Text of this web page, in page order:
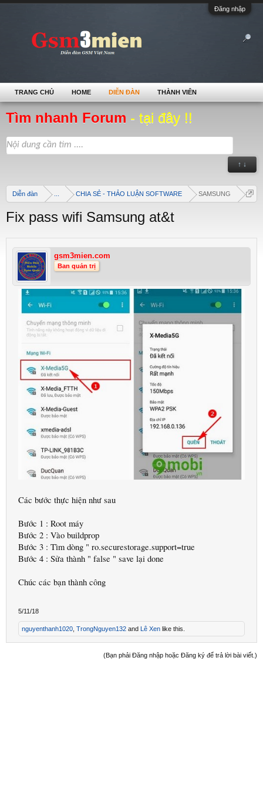
Đăng nhập
Tìm nhanh Forum - tại đây !!
↑ ↓
Diễn đàn CHIA SẺ - THẢO LUẬN SOFTWARE SAMSUNG
Fix pass wifi Samsung at&t
gsm3mien.com
Ban quản trị
Các bước thực hiện như sau
Bước 1 : Root máy
Bước 2 : Vào buildprop
Bước 3 : Tìm dòng " ro.securestorage.support=true
Bước 4 : Sửa thành " false " save lại done
Chúc các bạn thành công
5/11/18
nguyenthanh1020 TrongNguyen132 and Lê Xen like this.
(Bạn phải Đăng nhập hoặc Đăng ký để trả lời bài viết.)
TRANG CHỦ HOME DIỄN ĐÀN THÀNH VIÊN